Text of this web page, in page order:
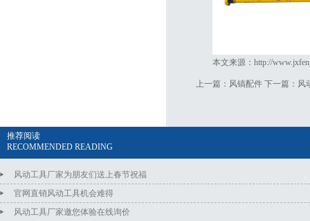
本文来源： http://
上一篇： 风镐配件 下一篇： 风
推荐阅读
RECOMMENDED READING
风动工具厂家为朋友们送上春节祝福
官网直销风动工具机会难得
风动工具厂家邀您体验在线询价